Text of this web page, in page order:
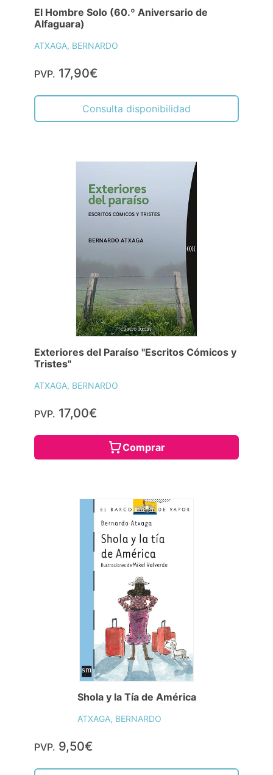
El Hombre Solo (60.º Aniversario de
Alfaguara)
ATXAGA, BERNARDO
PVP. 17,90€
Consulta disponibilidad
Exteriores del Paraíso "Escritos Cómicos y
Tristes"
ATXAGA, BERNARDO
PVP. 17,00€
Comprar
Shola y la Tía de América
ATXAGA, BERNARDO
PVP. 9,50€